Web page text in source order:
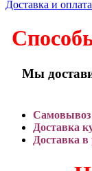
Доставка и оплата
Мы
Самовывоз
Доставка
Доставка